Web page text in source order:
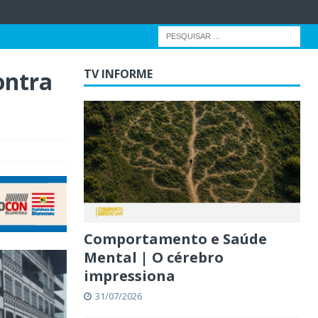
TV INFORME
Comportamento e Saúde
Mental | O cérebro
impressiona
31/07/2026